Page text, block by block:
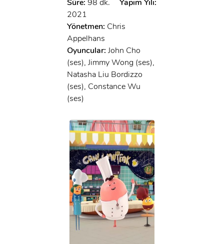
Süre: 98 dk.
Yapım Yılı:
2021
Yönetmen: Chris
Appelhans
Oyuncular: John Cho
(ses), Jimmy Wong (ses),
Natasha Liu Bordizzo
(ses), Constance Wu
(ses)